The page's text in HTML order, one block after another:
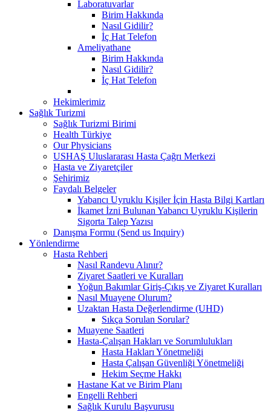
Laboratuvarlar
Birim Hakkında
Nasıl Gidilir?
İç Hat Telefon
Ameliyathane
Birim Hakkında
Nasıl Gidilir?
İç Hat Telefon
Hekimlerimiz
Sağlık Turizmi
Sağlık Turizmi Birimi
Health Türkiye
Our Physicians
USHAŞ Uluslararası Hasta Çağrı Merkezi
Hasta ve Ziyaretçiler
Şehirimiz
Faydalı Belgeler
Yabancı Uyruklu Kişiler İçin Hasta Bilgi Kartları
İkamet İzni Bulunan Yabancı Uyruklu Kişilerin
Sigorta Talep Yazısı
Danışma Formu (Send us Inquiry)
Yönlendirme
Hasta Rehberi
Nasıl Randevu Alınır?
Ziyaret Saatleri ve Kuralları
Yoğun Bakımlar Giriş-Çıkış ve Ziyaret Kuralları
Nasıl Muayene Olurum?
Uzaktan Hasta Değerlendirme (UHD)
Sıkça Sorulan Sorular?
Muayene Saatleri
Hasta-Çalışan Hakları ve Sorumlulukları
Hasta Hakları Yönetmeliği
Hasta Çalışan Güvenliği Yönetmeliği
Hekim Seçme Hakkı
Hastane Kat ve Birim Planı
Engelli Rehberi
Sağlık Kurulu Başvurusu